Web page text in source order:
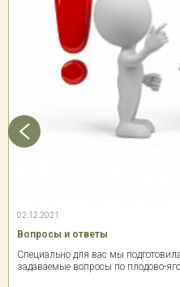
02.12.2021
Вопросы и ответы
Специально для вас мы
задаваемые вопросы по плодово-